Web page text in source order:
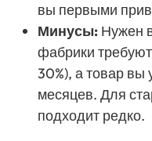
вы первыми
Минусы: Нужен
фабрики
30%), а товар вы
месяцев. Для
подходит редко.